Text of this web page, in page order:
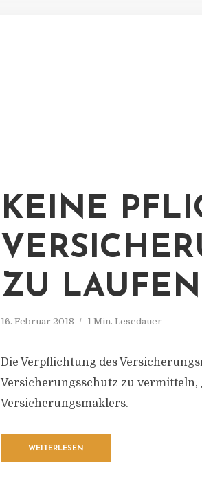
KEINE
ZU
16. Februar 2018 1 Min. Lesedauer
Die Verpflichtung des
Versicherungsschutz zu
Versicherungsmaklers.
WEITERLESEN